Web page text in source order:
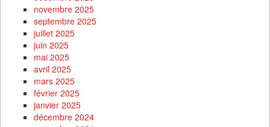
novembre 2025
septembre 2025
juillet 2025
juin 2025
mai 2025
avril 2025
mars 2025
février 2025
janvier 2025
décembre 2024